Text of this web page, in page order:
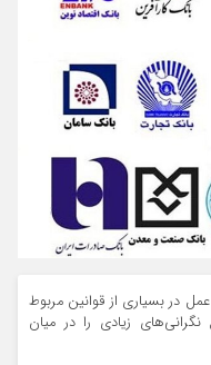
در بسیاری از قوانین مربوط
زیادی را در میان